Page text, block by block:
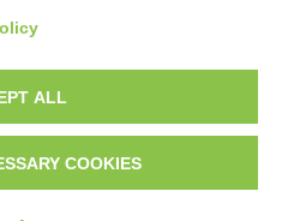
633. I diritti degli autori, degli artisti e
opere e le immagini, degli enti e delle
sono riservati. Si vieta quindi la
effettuata, anche per uso gratuito o
ALL
COOKIES